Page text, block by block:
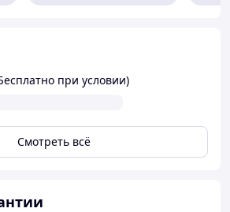
и качество от украинского
при условии)
Смотреть всё